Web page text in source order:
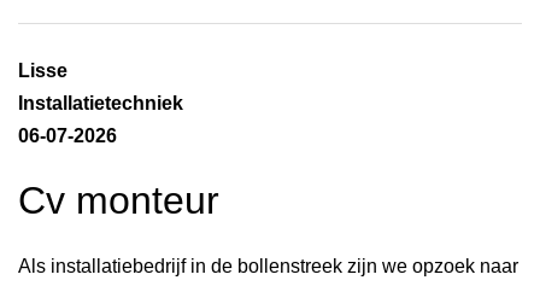
Lisse
Installatietechniek
06-07-2026
Cv monteur
Als installatiebedrijf in de bollenstreek zijn we opzoek naar